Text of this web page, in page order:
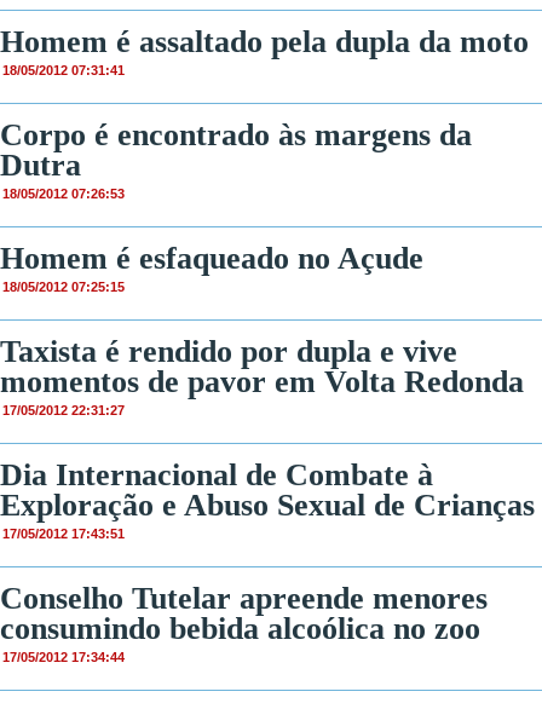
Homem é assaltado pela dupla da moto
18/05/2012 07:31:41
Corpo é encontrado às margens da
Dutra
18/05/2012 07:26:53
Homem é esfaqueado no Açude
18/05/2012 07:25:15
Taxista é rendido por dupla e vive
momentos de pavor em Volta Redonda
17/05/2012 22:31:27
Dia Internacional de Combate à
Exploração e Abuso Sexual de Crianças
17/05/2012 17:43:51
Conselho Tutelar apreende menores
consumindo bebida alcoólica no zoo
17/05/2012 17:34:44